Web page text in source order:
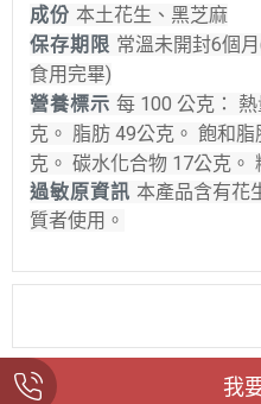
成份 本土花生、黑芝麻
保存期限 常溫未開封6個
食用完畢)
營養標示 每 100 公克：
克。 脂肪 49公克。 飽和
克。 碳水化合物 17公克。
過敏原資訊 本產品含有花
質者使用。
我